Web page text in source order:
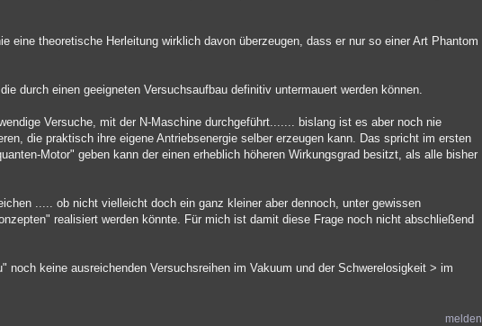
eine theoretische Herleitung wirklich davon überzeugen, dass er nur so einer Art Phantom
durch einen geeigneten Versuchsaufbau definitiv untermauert werden können.
Versuche, mit der N-Maschine durchgeführt....... bislang ist es aber noch nie
die praktisch ihre eigene Antriebsenergie selber erzeugen kann. Das spricht im ersten
Motor" geben kann der einen erheblich höheren Wirkungsgrad besitzt, als alle bisher
..... ob nicht vielleicht doch ein ganz kleiner aber dennoch, unter gewissen
realisiert werden könnte. Für mich ist damit diese Frage noch nicht abschließend
keine ausreichenden Versuchsreihen im Vakuum und der Schwerelosigkeit > im
melden